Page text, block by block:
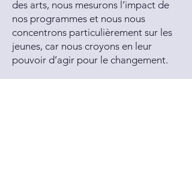
des arts, nous mesurons l’impact de
nos programmes et nous nous
concentrons particulièrement sur les
jeunes, car nous croyons en leur
pouvoir d’agir pour le changement.